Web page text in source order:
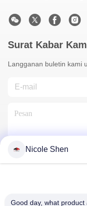
Surat Kabar
Langganan buletin kami
Nicole Shen
Good day, what